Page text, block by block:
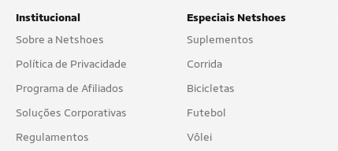
Institucional
Sobre a Netshoes
Política de Privacidade
Programa de Afiliados
Soluções Corporativas
Regulamentos
Especiais Netshoes
Suplementos
Corrida
Bicicletas
Futebol
Vôlei